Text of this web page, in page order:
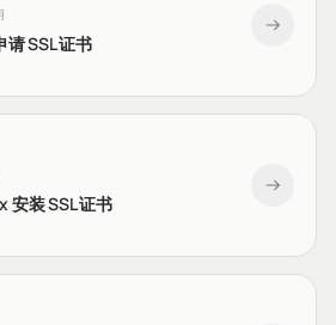
请 SSL 证书
安装 SSL 证书